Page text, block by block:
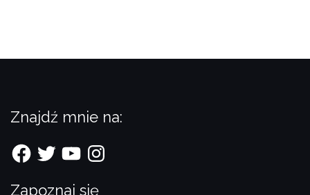
Znajdź mnie na:
Facebook
TwitterYouTubeInstagram
Zapoznaj się